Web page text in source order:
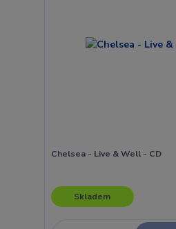
Chelsea - Live & Well - CD
Skladem